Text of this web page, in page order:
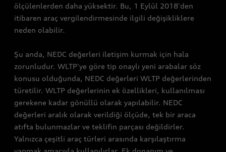
ölçülenlerden daha yüksektir. Bu, 1 Eylül 2018'den
itibaren araç vergilendirmesinde ilgili değişikliklere
neden olabilir.
Şu anda, NEDC değerleri iletişim kurmak için hala
zorunludur. WLTP'ye göre tip onaylı yeni arabalar söz
konusu olduğunda, NEDC değerleri WLTP değerlerinden
türetilir. WLTP değerlerinin ek özellikleri, kullanılması
gerekene kadar gönüllü olarak yapılabilir. NEDC
değerleri aralık olarak verildiği ölçüde, tek bir araca
atıfta bulunmazlar ve teklifin parçası değildirler.
Yalnızca çeşitli araç türleri arasında karşılaştırma